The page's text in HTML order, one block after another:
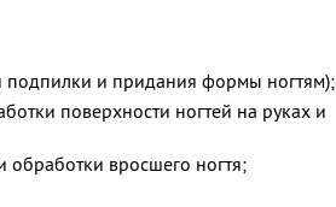
подпилки и придания формы ногтям);
поверхности ногтей на руках и
вросшего ногтя;